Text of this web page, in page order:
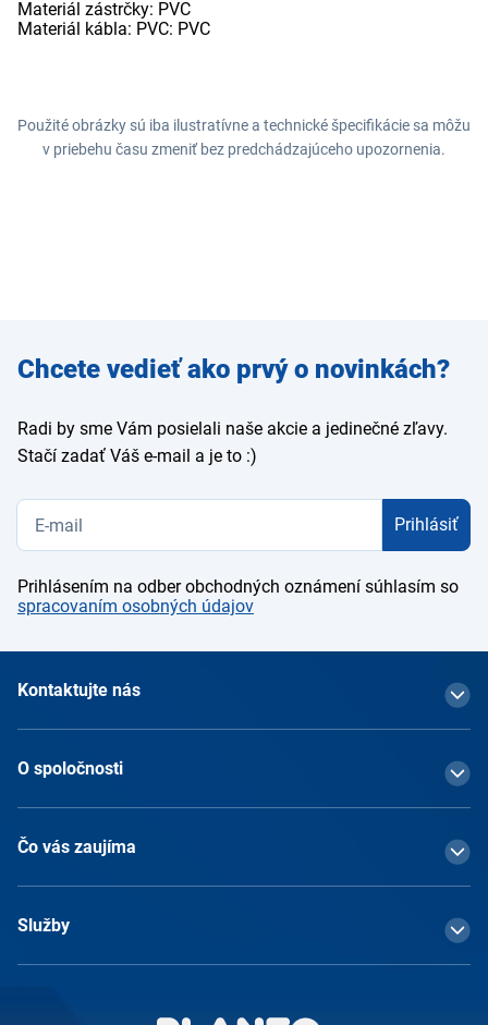
Materiál zástrčky: PVC
Materiál kábla: PVC: PVC
Použité obrázky sú iba ilustratívne a technické špecifikácie sa môžu
v priebehu času zmeniť bez predchádzajúceho upozornenia.
Zadajte
e-mail
Chcete vedieť ako prvý o novinkách?
Radi by sme Vám posielali naše akcie a jedinečné zľavy.
Stačí zadať Váš e-mail a je to :)
Prihlásiť
Prihlásením na odber obchodných oznámení súhlasím so
spracovaním osobných údajov
Kontaktujte nás
O spoločnosti
Čo vás zaujíma
Služby